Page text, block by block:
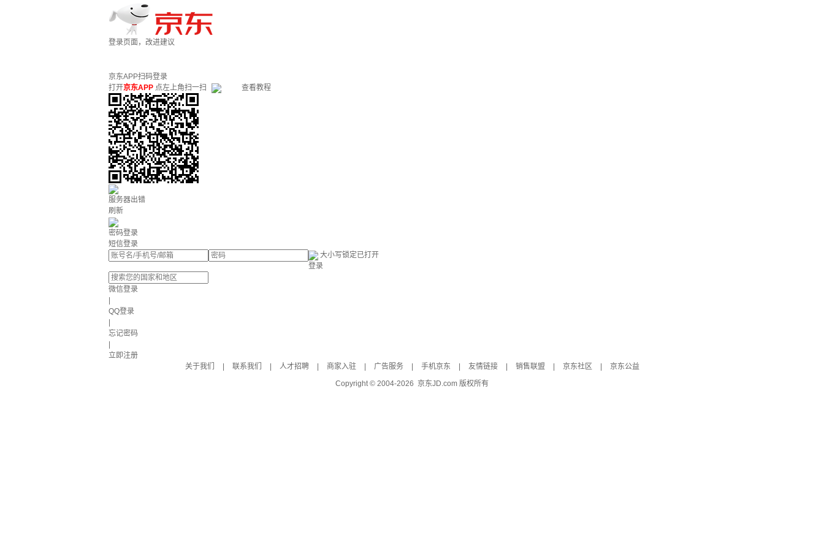
登录页面，改进建议
京东APP扫码登录
打开京东APP 点左上角扫一扫 查看教程
服务器出错
刷新
密码登录
短信登录
大小写锁定已打开
登录
微信登录
QQ登录
忘记密码
立即注册
关于我们
联系我们 人才招聘 商家入驻 广告服务 手机京东 友情链接 销售联盟 京东社区
京东公益
Copyright © 2004-2026 京东JD.com 版权所有